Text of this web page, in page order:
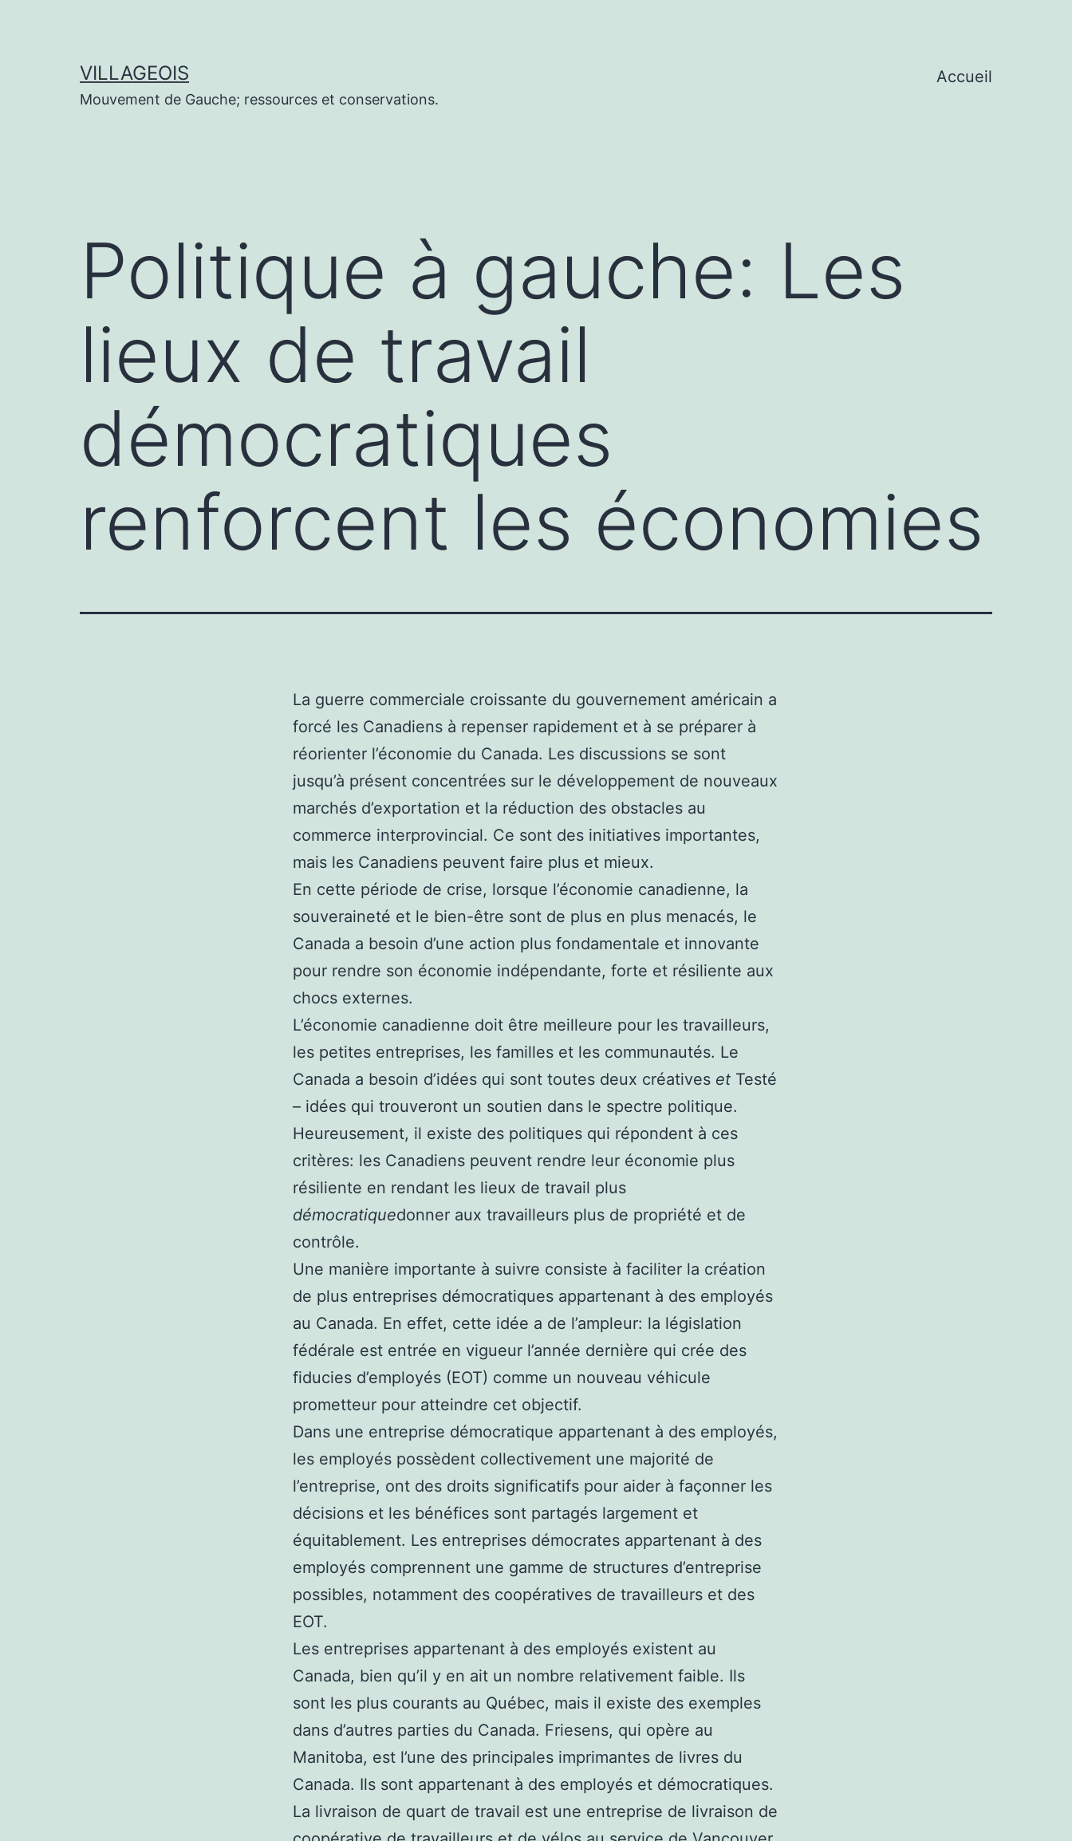
VILLAGEOIS
Mouvement de Gauche; ressources et conservations.
Accueil
Politique à gauche: Les
lieux de travail
démocratiques
renforcent les économies
La guerre commerciale croissante du gouvernement américain a
forcé les Canadiens à repenser rapidement et à se préparer à
réorienter l’économie du Canada. Les discussions se sont
jusqu’à présent concentrées sur le développement de nouveaux
marchés d’exportation et la réduction des obstacles au
commerce interprovincial. Ce sont des initiatives importantes,
mais les Canadiens peuvent faire plus et mieux.
En cette période de crise, lorsque l’économie canadienne, la
souveraineté et le bien-être sont de plus en plus menacés, le
Canada a besoin d’une action plus fondamentale et innovante
pour rendre son économie indépendante, forte et résiliente aux
chocs externes.
L’économie canadienne doit être meilleure pour les travailleurs,
les petites entreprises, les familles et les communautés. Le
Canada a besoin d’idées qui sont toutes deux créatives et Testé
– idées qui trouveront un soutien dans le spectre politique.
Heureusement, il existe des politiques qui répondent à ces
critères: les Canadiens peuvent rendre leur économie plus
résiliente en rendant les lieux de travail plus
démocratiquedonner aux travailleurs plus de propriété et de
contrôle.
Une manière importante à suivre consiste à faciliter la création
de plus entreprises démocratiques appartenant à des employés
au Canada. En effet, cette idée a de l’ampleur: la législation
fédérale est entrée en vigueur l’année dernière qui crée des
fiducies d’employés (EOT) comme un nouveau véhicule
prometteur pour atteindre cet objectif.
Dans une entreprise démocratique appartenant à des employés,
les employés possèdent collectivement une majorité de
l’entreprise, ont des droits significatifs pour aider à façonner les
décisions et les bénéfices sont partagés largement et
équitablement. Les entreprises démocrates appartenant à des
employés comprennent une gamme de structures d’entreprise
possibles, notamment des coopératives de travailleurs et des
EOT.
Les entreprises appartenant à des employés existent au
Canada, bien qu’il y en ait un nombre relativement faible. Ils
sont les plus courants au Québec, mais il existe des exemples
dans d’autres parties du Canada. Friesens, qui opère au
Manitoba, est l’une des principales imprimantes de livres du
Canada. Ils sont appartenant à des employés et démocratiques.
La livraison de quart de travail est une entreprise de livraison de